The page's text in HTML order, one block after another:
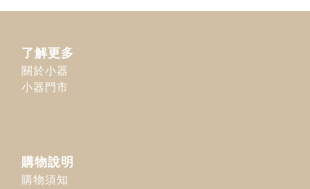
了解更多
關於小器
小器門市
購物說明
購物須知